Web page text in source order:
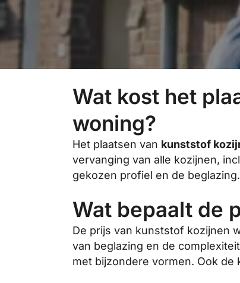
Wat kost het
woning?
Het plaatsen van kunststof
vervanging van alle kozijnen,
gekozen profiel en de
Wat bepaalt de
De prijs van kunststof kozijnen
van beglazing en de
met bijzondere vormen. Ook